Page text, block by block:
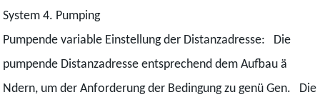
System 4. Pumping
Pumpende variable Einstellung der Distanzadresse: Die
pumpende Distanzadresse entsprechend dem Aufbau ä
Ndern, um der Anforderung der Bedingung zu genü Gen. Die